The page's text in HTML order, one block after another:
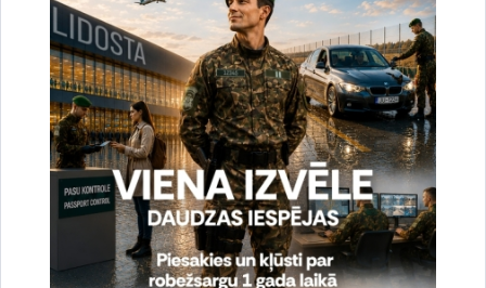
izaicinājumi un risinājumi” rakstu krājumā.
Konferences darba valoda:latviešu valoda
Konference norisināsies:tiešsaistes formātā.
Kontaktinformācija: VRK Vispārizglītojošo priekšmetu
katedras vadītāja I.Bikovska, 64603694,
27079370,
ilze.bikovska@rs.gov.lv